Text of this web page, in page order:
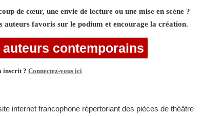
de cœur, une envie de lecture ou une mise en scène ?
favoris sur le podium et encourage la création.
contemporains
inscrit ?Connectez-vous ici
internet francophone répertoriant des pièces de théâtre